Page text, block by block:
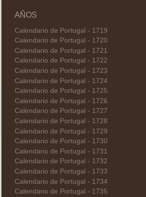
AÑOS
Calendario de Portugal - 1719
Calendario de Portugal - 1720
Calendario de Portugal - 1721
Calendario de Portugal - 1722
Calendario de Portugal - 1723
Calendario de Portugal - 1724
Calendario de Portugal - 1725
Calendario de Portugal - 1726
Calendario de Portugal - 1727
Calendario de Portugal - 1728
Calendario de Portugal - 1729
Calendario de Portugal - 1730
Calendario de Portugal - 1731
Calendario de Portugal - 1732
Calendario de Portugal - 1733
Calendario de Portugal - 1734
Calendario de Portugal - 1735